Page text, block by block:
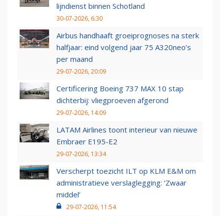
lijndienst binnen Schotland
30-07-2026, 6:30
Airbus handhaaft groeiprognoses na sterk
halfjaar: eind volgend jaar 75 A320neo’s
per maand
29-07-2026, 20:09
Certificering Boeing 737 MAX 10 stap
dichterbij: vliegproeven afgerond
29-07-2026, 14:09
LATAM Airlines toont interieur van nieuwe
Embraer E195-E2
29-07-2026, 13:34
Verscherpt toezicht ILT op KLM E&M om
administratieve verslaglegging: ‘Zwaar
middel’
29-07-2026, 11:54